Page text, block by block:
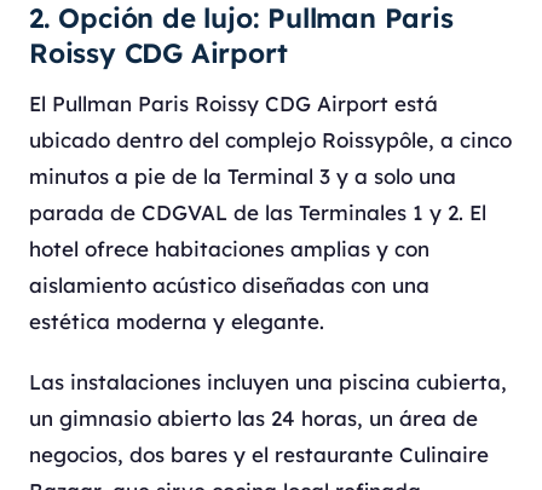
2. Opción de lujo: Pullman Paris
Roissy CDG Airport
El Pullman Paris Roissy CDG Airport está
ubicado dentro del complejo Roissypôle, a cinco
minutos a pie de la Terminal 3 y a solo una
parada de CDGVAL de las Terminales 1 y 2. El
hotel ofrece habitaciones amplias y con
aislamiento acústico diseñadas con una
estética moderna y elegante.
Las instalaciones incluyen una piscina cubierta,
un gimnasio abierto las 24 horas, un área de
negocios, dos bares y el restaurante Culinaire